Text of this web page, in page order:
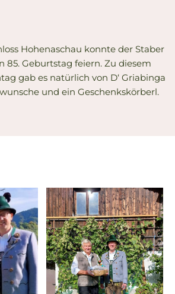
Hohenaschau konnte der Staber
85. Geburtstag feiern. Zu diesem
gab es natürlich von D‘ Griabinga
und ein Geschenkskörberl.